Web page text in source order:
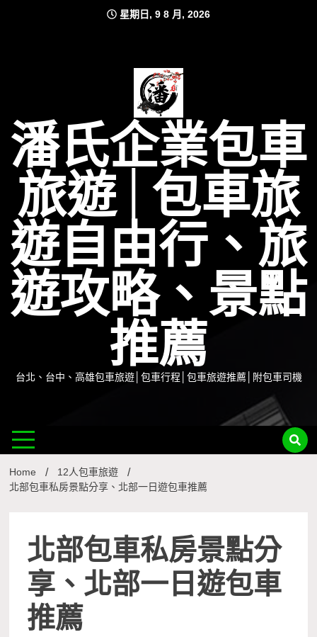
星期日, 9 8 月, 2026
潘氏企業包車
旅遊│包車旅
遊自由行、旅
遊攻略、景點
推薦
台北、台中、高雄包車旅遊│包車行程│包車旅遊推薦│附包車司機
Home
12人包車旅遊
北部包車私房景點分享、北部一日遊包車推薦
北部包車私房景點分
享、北部一日遊包車
推薦